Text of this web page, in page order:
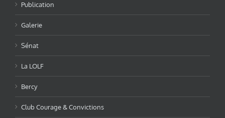
Publication
Galerie
Sénat
La LOLF
Bercy
Club Courage & Convictions